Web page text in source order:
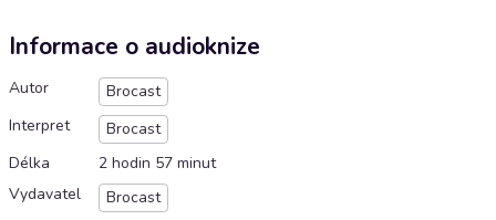
Informace o audioknize
Autor
Brocast
Interpret
Brocast
Délka
2 hodin 57 minut
Vydavatel
Brocast